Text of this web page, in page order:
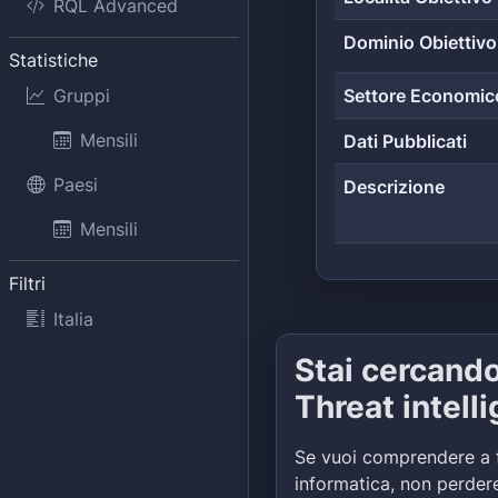
RQL Advanced
Statistiche
Gruppi
Mensili
Paesi
Mensili
Filtri
Italia
Dominio Obiettivo
Settore
Dati Pubblicati
Descrizione
Stai
Threat
Se vuoi comprendere
informatica, non